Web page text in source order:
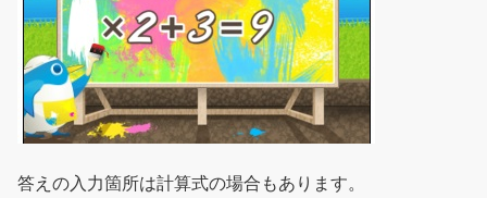
答えの入力箇所は計算式の場合もあります。